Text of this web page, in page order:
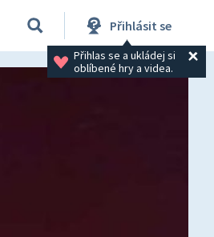
Přihlásit se
Přihlas se a ukládej si
oblíbené hry a videa.